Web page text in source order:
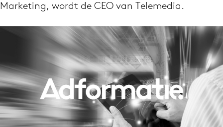
Volg het laatste nieuws via de Adformatie
Menu
Home
Marketing, wordt de CEO van Telemedia.